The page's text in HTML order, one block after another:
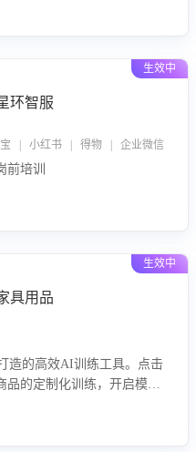
生效中
环智服
| 小红书 | 得物 | 企业微信
培训
生效中
具用品
造的高效AI训练工具。点击
品的定制化训练，开启模拟
能力。